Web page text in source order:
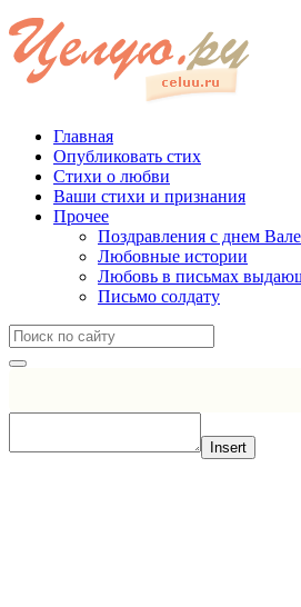
Главная
Опубликовать стих
Стихи о любви
Ваши стихи и признания
Прочее
Поздравления с днем
Любовные истории
Любовь в письмах
Письмо солдату
Insert